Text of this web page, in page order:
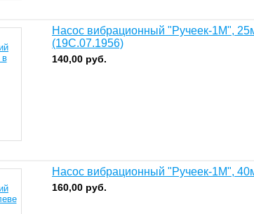
Насос вибрационный "Ручеек-1М",
(19С.07.1956)
140,00 руб.
Насос вибрационный "Ручеек-1М",
160,00 руб.